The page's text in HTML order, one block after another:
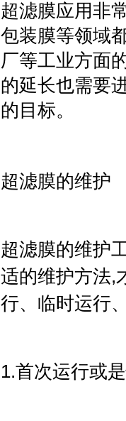
超滤膜应用非
包装膜等领域
厂等工业方面
的延长也需要
的目标。
超滤膜的维护
超滤膜的维护
适的维护方法,
行、临时运行
1.首次运行或